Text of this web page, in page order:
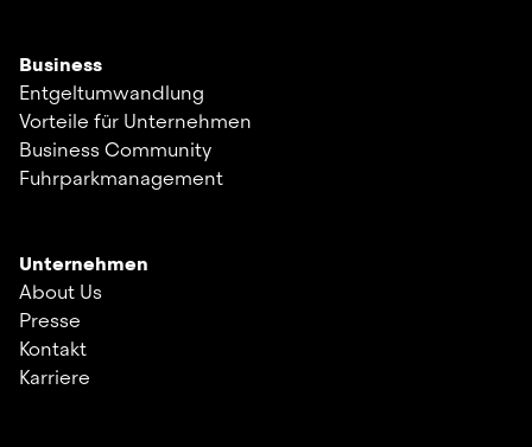
Business
Entgeltumwandlung
Vorteile für Unternehmen
Business Community
Fuhrparkmanagement
Unternehmen
About Us
Presse
Kontakt
Karriere